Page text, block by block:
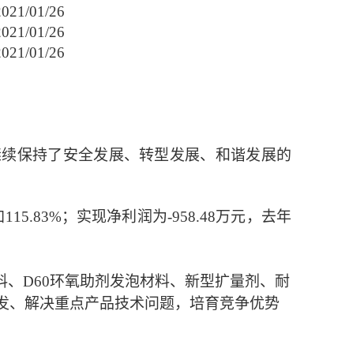
01/26
01/26
01/26
保持了安全发展、转型发展、和谐发展的
； 实现净利润为-958.48万元，去年
、D60环氧助剂发泡材料、新型扩量剂、耐
、解决重点产品技术问题，培育竞争优势